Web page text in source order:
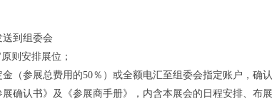
到组委会
则安排展位；
（参展总费用的50％）或全额电汇至组委会指定账户，确认
确认书》及《参展商手册》，内含本展会的日程安排、布